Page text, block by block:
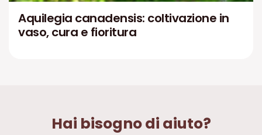
Aquilegia canadensis: coltivazione in
vaso, cura e fioritura
Hai bisogno di aiuto?